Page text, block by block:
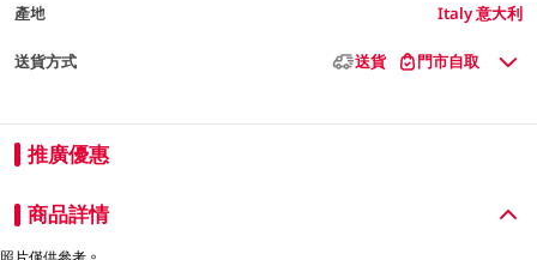
產地 Italy 意大利
送貨方式 送貨 門市自取
推廣優惠
商品詳情